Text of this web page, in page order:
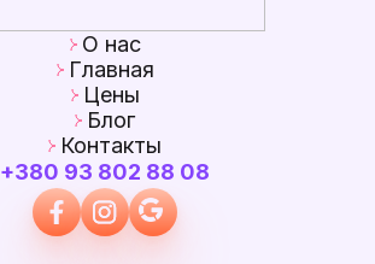
О нас
Главная
Цены
Блог
Контакты
+380 93 802 88 08